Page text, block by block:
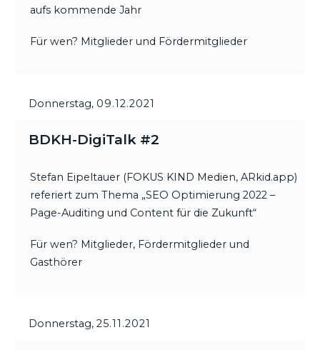
aufs kommende Jahr
Für wen? Mitglieder und Fördermitglieder
Donnerstag, 09.12.2021
BDKH-DigiTalk #2
Stefan Eipeltauer (FOKUS KIND Medien, ARkid.app)
referiert zum Thema „SEO Optimierung 2022 –
Page-Auditing und Content für die Zukunft“
Für wen? Mitglieder, Fördermitglieder und
Gasthörer
Donnerstag, 25.11.2021